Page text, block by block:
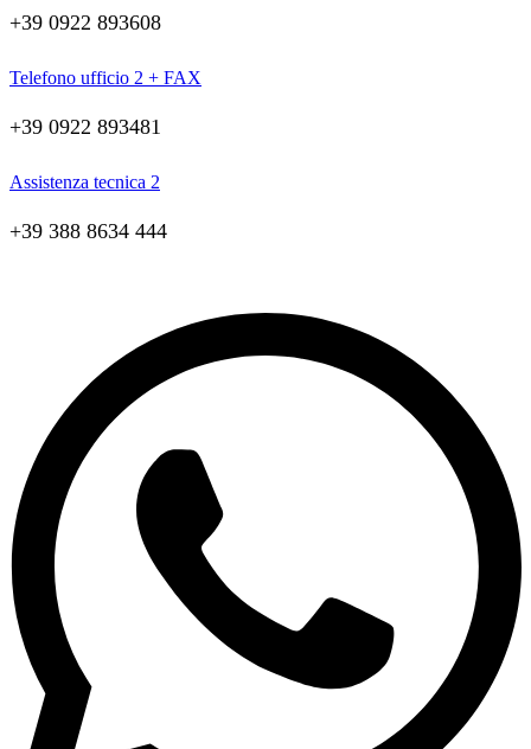
+39 0922 893608
Telefono ufficio 2 + FAX
+39 0922 893481
Assistenza tecnica 2
+39 388 8634 444